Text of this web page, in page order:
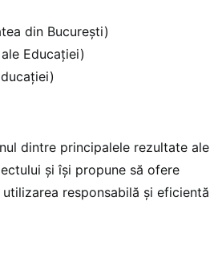
din București)
Educației)
dintre principalele rezultate ale
și își propune să ofere
responsabilă și eficientă